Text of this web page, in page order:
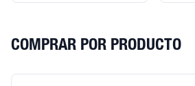
COMPRAR POR PRODUCTO